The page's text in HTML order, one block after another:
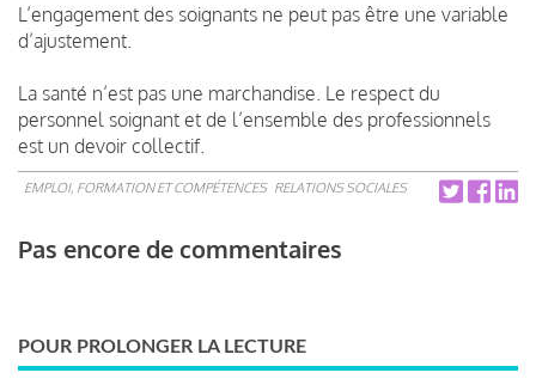
L’engagement des soignants ne peut pas être une variable
d’ajustement.
La santé n’est pas une marchandise. Le respect du
personnel soignant et de l’ensemble des professionnels
est un devoir collectif.
EMPLOI, FORMATION ET COMPÉTENCES RELATIONS SOCIALES
Pas encore de commentaires
POUR PROLONGER LA LECTURE